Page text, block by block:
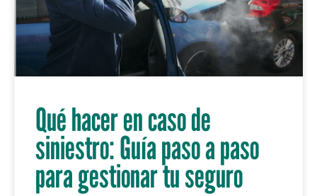
Qué hacer en caso de
siniestro: Guía paso a paso
para gestionar tu seguro